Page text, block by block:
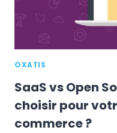
OXATIS
SaaS vs Open
choisir pour
commerce ?